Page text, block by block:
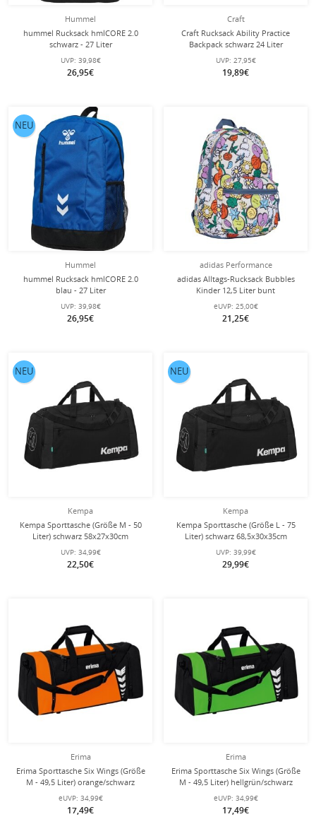
Hummel
hummel Rucksack hmlCORE 2.0
schwarz - 27 Liter
UVP: 39,98€
26,95€
Craft
Craft Rucksack Ability Practice
Backpack schwarz 24 Liter
UVP: 27,95€
19,89€
Hummel
hummel Rucksack hmlCORE 2.0
blau - 27 Liter
UVP: 39,98€
26,95€
NEU
adidas Performance
adidas Alltags-Rucksack Bubbles
Kinder 12,5 Liter bunt
eUVP: 25,00€
21,25€
Kempa
Kempa Sporttasche (Größe M - 50
Liter) schwarz 58x27x30cm
UVP: 34,99€
22,50€
NEU
Kempa
Kempa Sporttasche (Größe L - 75
Liter) schwarz 68,5x30x35cm
UVP: 39,99€
29,99€
NEU
Erima
Erima Sporttasche Six Wings (Größe
M - 49,5 Liter) orange/schwarz
61x29x28cm
eUVP: 34,99€
17,49€
Erima
Erima Sporttasche Six Wings (Größe
M - 49,5 Liter) hellgrün/schwarz
61x29x28cm
eUVP: 34,99€
17,49€